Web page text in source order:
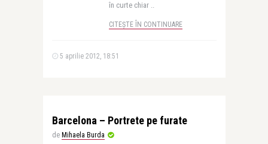
în curte chiar ..
CITEȘTE ÎN CONTINUARE
5 aprilie 2012, 18:51
Barcelona – Portrete pe furate
de Mihaela Burda